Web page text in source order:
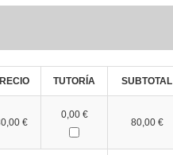
TUTORÍA SUBTOTAL
€
0,00 €
80,00 €